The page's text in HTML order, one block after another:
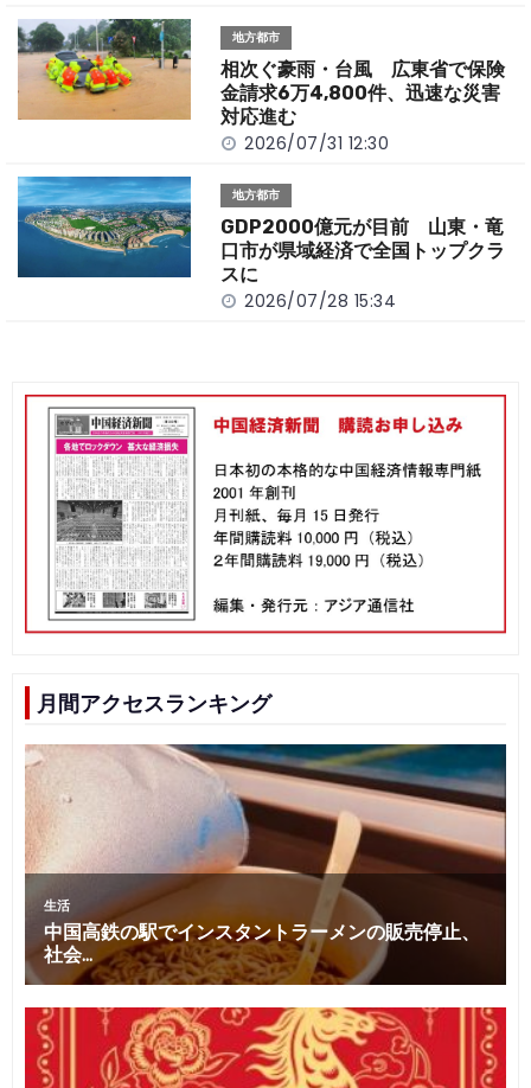
地方都市
相次ぐ豪雨・台風 広東省で保険
金請求6万4,800件、迅速な災害
対応進む
2026/07/31 12:30
地方都市
GDP2000億元が目前 山東・竜
口市が県域経済で全国トップクラ
スに
2026/07/28 15:34
月間アクセスランキング